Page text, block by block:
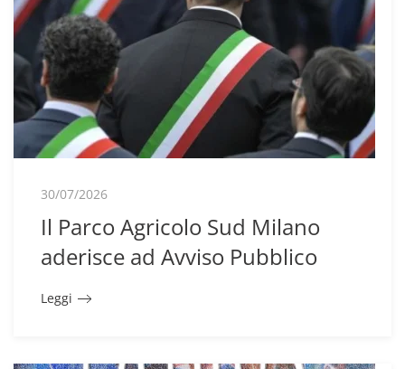
30/07/2026
Il Parco Agricolo Sud Milano
aderisce ad Avviso Pubblico
Leggi